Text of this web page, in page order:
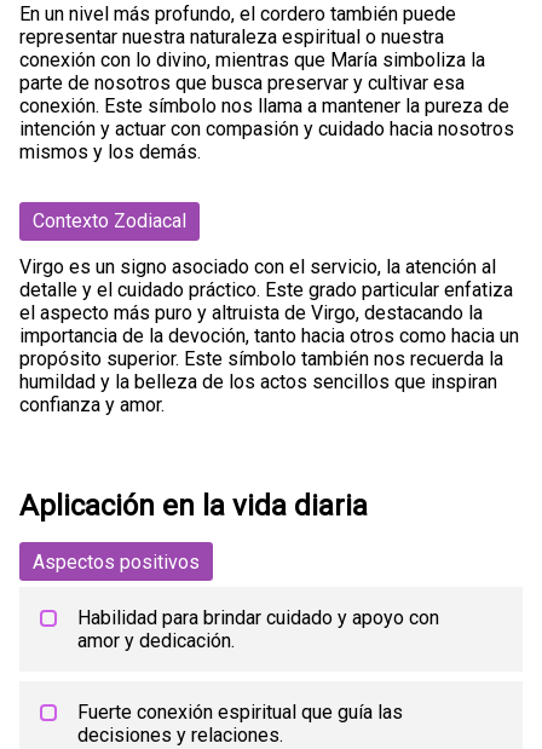
En un nivel más profundo, el cordero también puede
representar nuestra naturaleza espiritual o nuestra
conexión con lo divino, mientras que María simboliza la
parte de nosotros que busca preservar y cultivar esa
conexión. Este símbolo nos llama a mantener la pureza de
intención y actuar con compasión y cuidado hacia nosotros
mismos y los demás.
Contexto Zodiacal
Virgo es un signo asociado con el servicio, la atención al
detalle y el cuidado práctico. Este grado particular enfatiza
el aspecto más puro y altruista de Virgo, destacando la
importancia de la devoción, tanto hacia otros como hacia un
propósito superior. Este símbolo también nos recuerda la
humildad y la belleza de los actos sencillos que inspiran
confianza y amor.
Aplicación en la vida diaria
Aspectos positivos
Habilidad para brindar cuidado y apoyo con
amor y dedicación.
Fuerte conexión espiritual que guía las
decisiones y relaciones.